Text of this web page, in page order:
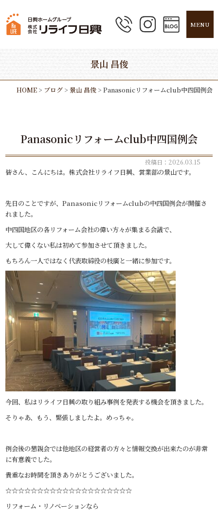
MENU
景山 昌俊
HOME> ブログ> 景山 昌俊> Panasonicリフォームclub中四国例会
Panasonicリフォームclub中四国例会
投稿日：2026.03.15
皆さん、こんにちは。株式会社リライフ日興、営業部の景山です。
先日のことですが、Panasonicリフォームclubの中四国例会が開催さ
れました。
中四国地区の各リフォーム会社の偉い方々が集まる会議で、
大して偉くない私は初めて参加させて頂きました。
もちろん一人ではなく代表取締役の枝廣と一緒に参加です。
今回、私はリライフ日興の取り組み事例を発表する機会を頂きました。
そりゃあ、もう、緊張しましたよ。めっちゃ。
例会後の懇親会では他地区の経営者の方々と情報交換が出来たのが非常
に有意義でした。
貴重なお時間を頂きありがとうございました。
☆☆☆☆☆☆☆☆☆☆☆☆☆☆☆☆☆☆☆☆
リフォーム・リノベーションなら